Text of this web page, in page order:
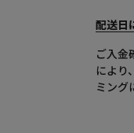
配送日
ご入金
により
ミング